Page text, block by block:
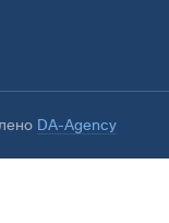
DA-Agency